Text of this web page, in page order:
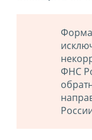
Форма
ФНС